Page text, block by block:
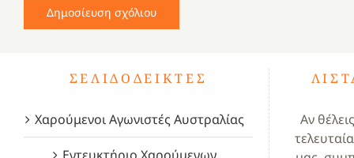
ΣΕΛΙΔΟΔΕΊΚΤΕΣ
Χαρούμενοι Αγωνιστές Αυστραλίας
Αν